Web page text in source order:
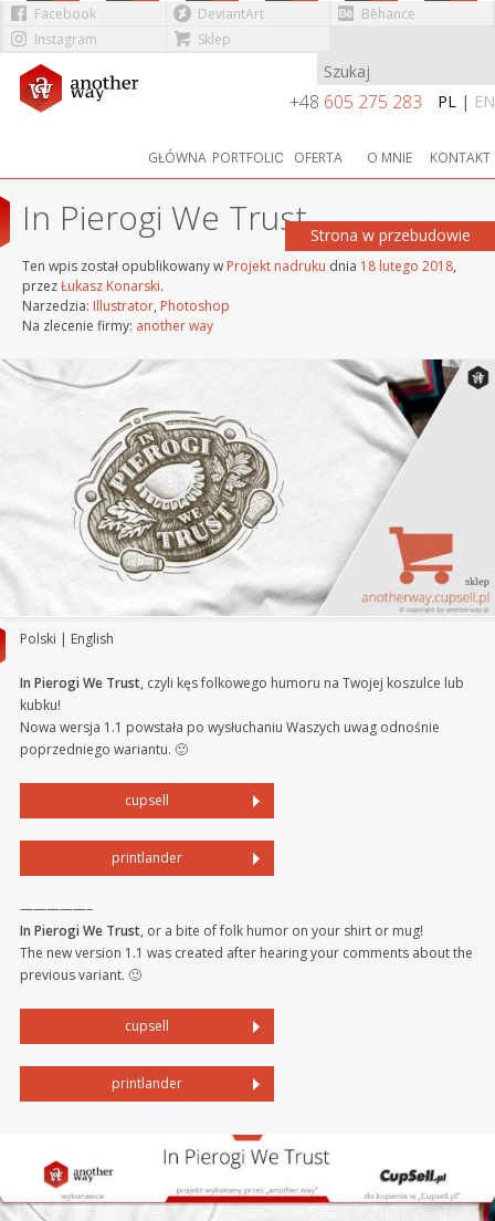
Facebook DeviantArt
Bēhance
Instagram
Sklep
+48 605 275 283 PL | EN
GŁÓWNA PORTFOLIO OFERTA O MNIE KONTAKT
Strona w przebudowie
In Pierogi We Trust
Ten wpis został opublikowany w Projekt nadruku dnia 18 lutego 2018,
przezŁukasz Konarski.
Narzedzia: Illustrator, Photoshop
Na zlecenie firmy: another way
Polski | English
In Pierogi We Trust, czyli kęs folkowego humoru na Twojej koszulce lub
kubku!
Nowa wersja 1.1 powstała po wysłuchaniu Waszych uwag odnośnie
poprzedniego wariantu. 🙂
cupsell
printlander
—————–
In Pierogi We Trust, or a bite of folk humor on your shirt or mug!
The new version 1.1 was created after hearing your comments about the
previous variant. 🙂
cupsell
printlander